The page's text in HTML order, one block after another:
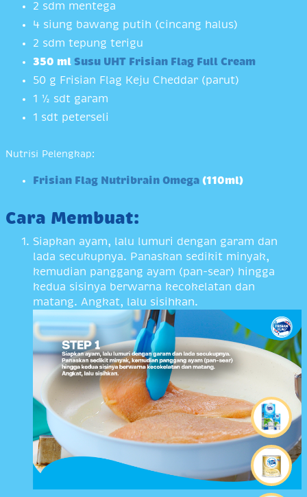
2 sdm mentega
4 siung bawang putih (cincang halus)
2 sdm tepung terigu
350 ml Susu UHT Frisian Flag Full Cream
50 g Frisian Flag Keju Cheddar (parut)
1 ½ sdt garam
1 sdt peterseli
Nutrisi Pelengkap:
Frisian Flag Nutribrain Omega (110ml)
Cara Membuat:
Siapkan ayam, lalu lumuri dengan garam dan
lada secukupnya. Panaskan sedikit minyak,
kemudian panggang ayam (pan-sear) hingga
kedua sisinya berwarna kecokelatan dan
matang. Angkat, lalu sisihkan.